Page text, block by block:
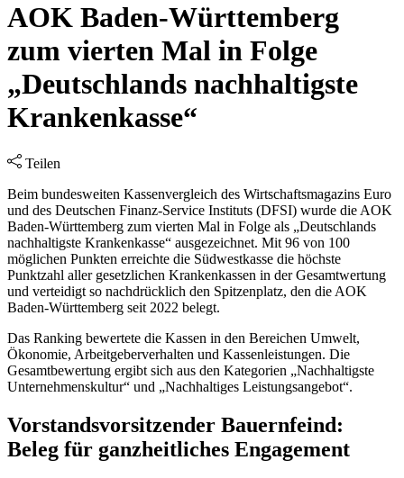
AOK Baden-Württemberg
zum vierten Mal in Folge
„Deutschlands nachhaltigste
Krankenkasse“
Teilen
Beim bundesweiten Kassenvergleich des Wirtschaftsmagazins Euro
und des Deutschen Finanz-Service Instituts (DFSI) wurde die AOK
Baden-Württemberg zum vierten Mal in Folge als „Deutschlands
nachhaltigste Krankenkasse“ ausgezeichnet. Mit 96 von 100
möglichen Punkten erreichte die Südwestkasse die höchste
Punktzahl aller gesetzlichen Krankenkassen in der Gesamtwertung
und verteidigt so nachdrücklich den Spitzenplatz, den die AOK
Baden-Württemberg seit 2022 belegt.
Das Ranking bewertete die Kassen in den Bereichen Umwelt,
Ökonomie, Arbeitgeberverhalten und Kassenleistungen. Die
Gesamtbewertung ergibt sich aus den Kategorien „Nachhaltigste
Unternehmenskultur“ und „Nachhaltiges Leistungsangebot“.
Vorstandsvorsitzender Bauernfeind:
Beleg für ganzheitliches Engagement